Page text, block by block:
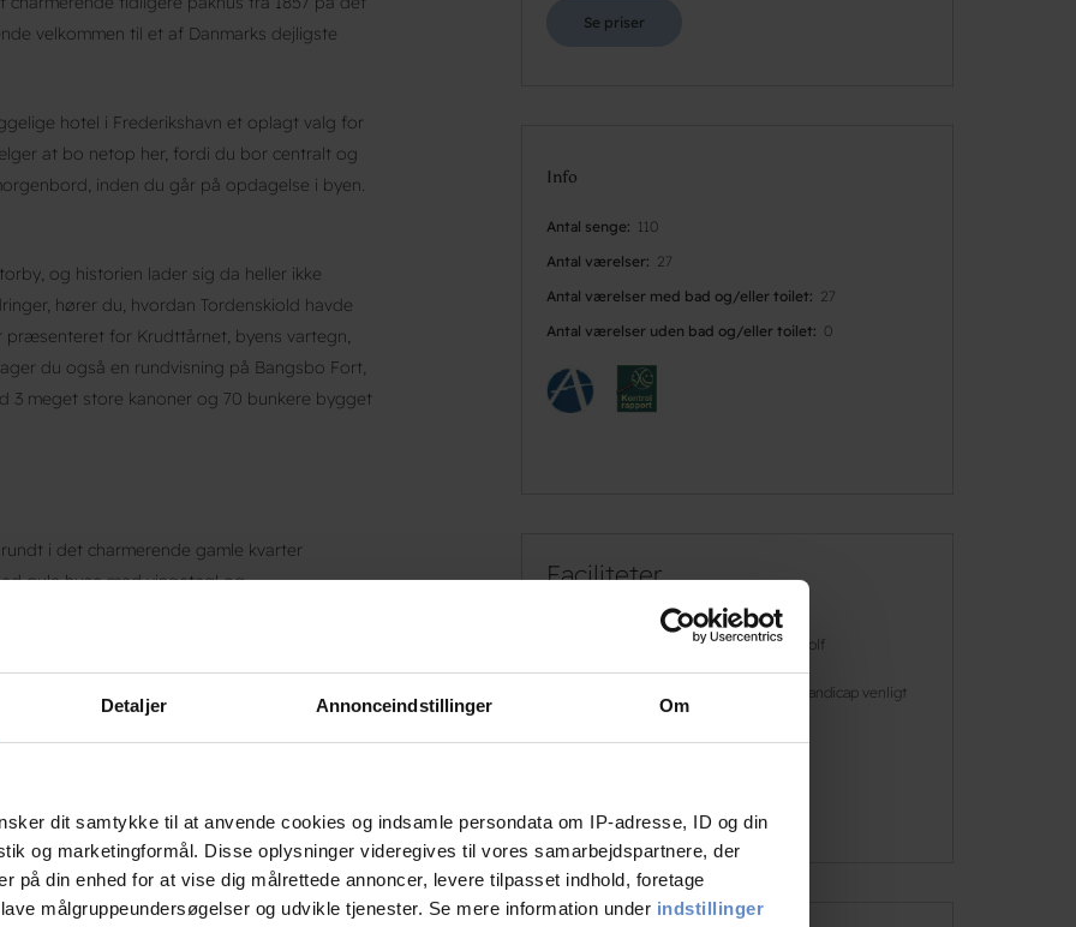
Detaljer Annonceindstillinger Om
dit samtykke til at anvende cookies og indsamle persondata om IP-adresse, ID og din
og marketingformål. Disse oplysninger videregives til vores samarbejdspartnere, der
på din enhed for at vise dig målrettede annoncer, levere tilpasset indhold, foretage
målgruppeundersøgelser og udvikle tjenester. Se mere information under indstillinger
velkommen til et af Danmarks dejligste
hotel i Frederikshavn et oplagt valg for
at bo netop her, fordi du bor centralt og
inden du går på opdagelse i byen.
og historien lader sig da heller ikke
hører du, hvordan Tordenskiold havde
præsenteret for Krudttårnet, byens vartegn,
du også en rundvisning på Bangsbo Fort,
meget store kanoner og 70 bunkere bygget
i det charmerende gamle kvarter
gule huse med vingetegl og
Kirke fra 1892. - Kirken er stor med
malet af Michael Ancher.
i centrum af den spændende havneby
næste rejse eller en tur til Frederikshavn. Du
overnatning til en fair pris. Om morgenen
blandt byens mange attraktioner,
midt i det hele
Se priser
Info
Antal senge
110
Antal værelser
27
Antal værelser med bad og/eller toilet
27
Antal værelser uden bad og/eller toilet
0
Faciliteter
Golf
Handicap venligt
Svømmehal
Læs mere